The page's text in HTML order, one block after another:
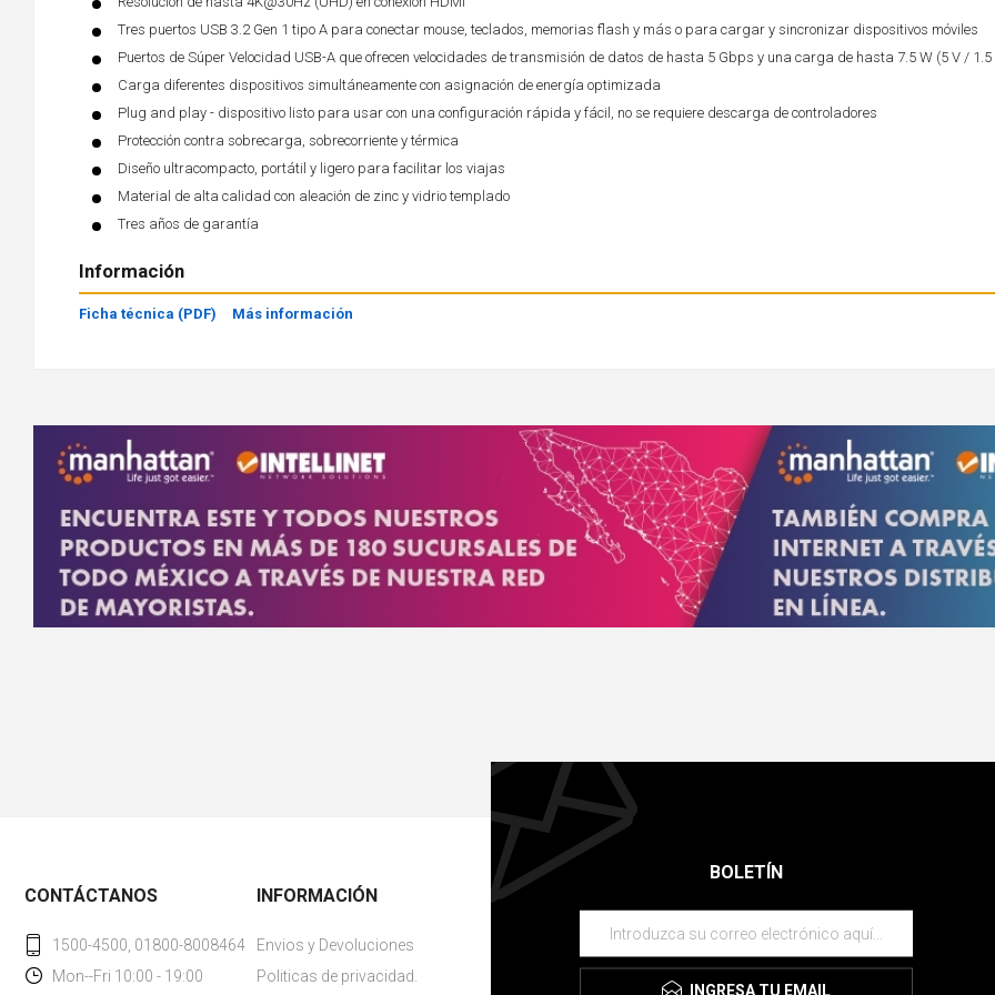
Tres puertos USB 3.2 Gen 1 tipo A para conectar mouse, teclados, memorias flash y más o para cargar y sincronizar dispositivos móviles
Puertos de Súper Velocidad USB-A que ofrecen velocidades de transmisión de datos de hasta 5 Gbps y una carga de hasta 7.5 W (5 V / 1.5
Carga diferentes dispositivos simultáneamente con asignación de energía optimizada
Plug and play - dispositivo listo para usar con una configuración rápida y fácil, no se requiere descarga de controladores
Protección contra sobrecarga, sobrecorriente y térmica
Diseño ultracompacto, portátil y ligero para facilitar los viajas
Material de alta calidad con aleación de zinc y vidrio templado
Tres años de garantía
Información
Ficha técnica (PDF) Más información
BOLETÍN
INGRESA TU EMAIL
CONTÁCTANOS
1500-4500, 01800-8008464
Mon--Fri 10:00 - 19:00
INFORMACIÓN
Envios y Devoluciones
Politicas de privacidad.